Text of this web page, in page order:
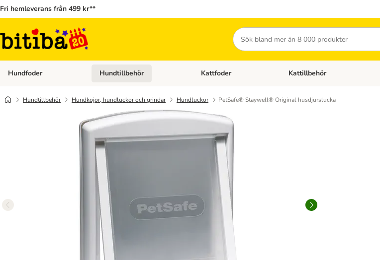
Fri hemleverans från 499 kr**
Sök
Hundfoder Open category menu: Hundfoder
Hundtillbehör Open category menu: Hundtillbehör
Kattfoder Open category menu: Kattfoder
Kattillbehör
Hundtillbehör Hundkojor, hundluckor och grindar Hundluckor PetSafe® Staywell® Original husdjurslucka